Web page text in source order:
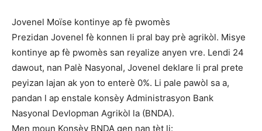
Jovenel Moïse kontinye ap fè pwomès
Prezidan Jovenel fè konnen li pral bay prè agrikòl. Misye
kontinye ap fè pwomès san reyalize anyen vre. Lendi 24
dawout, nan Palè Nasyonal, Jovenel deklare li pral prete
peyizan lajan ak yon to enterè 0%. Li pale pawòl sa a,
pandan l ap enstale konsèy Administrasyon Bank
Nasyonal Devlopman Agrikòl la (BNDA).
Men moun Konsèy BNDA gen nan tèt li: